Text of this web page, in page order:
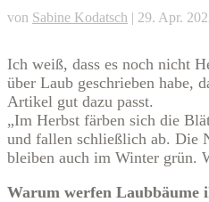
von Sabine Kodatsch | 29. Apr.
Ich weiß, dass es noch nicht
über Laub geschrieben habe,
Artikel gut dazu passt.
„Im Herbst färben sich die
und fallen schließlich ab. Die
bleiben auch im Winter grün.
Warum werfen Laubbäume